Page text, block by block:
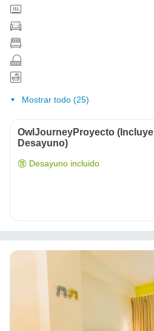
Mostrar todo (25)
OwlJourneyProyecto (Incluye
Desayuno)
Desayuno incluido